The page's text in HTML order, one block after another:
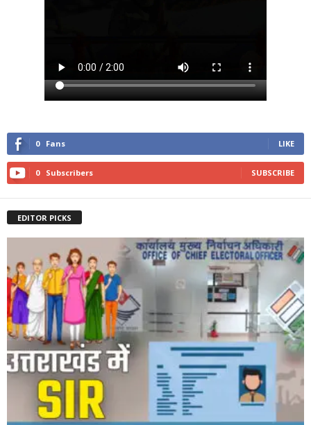
0 Fans LIKE
0 Subscribers SUBSCRIBE
EDITOR PICKS